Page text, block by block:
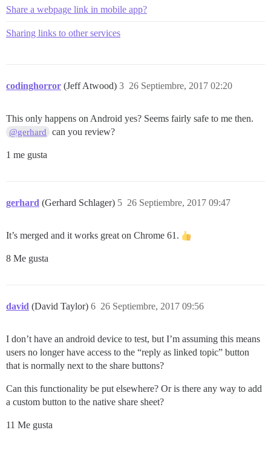
Share a webpage link in mobile app?
Sharing links to other services
codinghorror (Jeff Atwood) 26 Septiembre, 2017 02:20
3
This only happens on Android yes? Seems fairly safe to me then.
@gerhard can you review?
1 me gusta
gerhard (Gerhard Schlager) 26 Septiembre, 2017 09:47
5
It’s merged and it works great on Chrome 61.
8 Me gusta
david (David Taylor) 26 Septiembre, 2017 09:56
6
I don’t have an android device to test, but I’m assuming this means
users no longer have access to the “reply as linked topic” button
that is normally next to the share buttons?
Can this functionality be put elsewhere? Or is there any way to add
a custom button to the native share sheet?
11 Me gusta